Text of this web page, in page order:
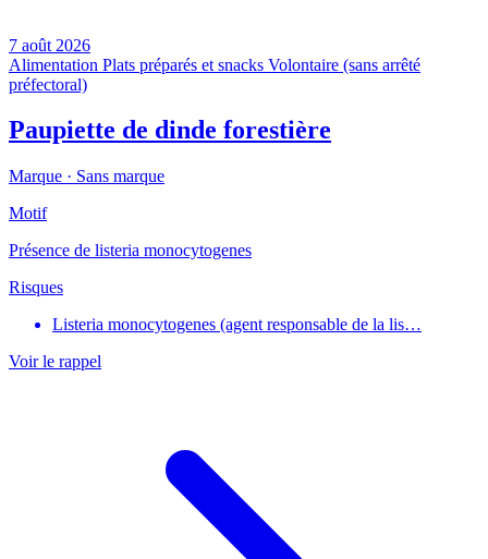
7 août 2026
Alimentation Plats préparés et snacks Volontaire (sans arrêté
préfectoral)
Paupiette de dinde forestière
Marque · Sans marque
Motif
Présence de listeria monocytogenes
Risques
Listeria monocytogenes (agent responsable de la lis…
Voir le rappel